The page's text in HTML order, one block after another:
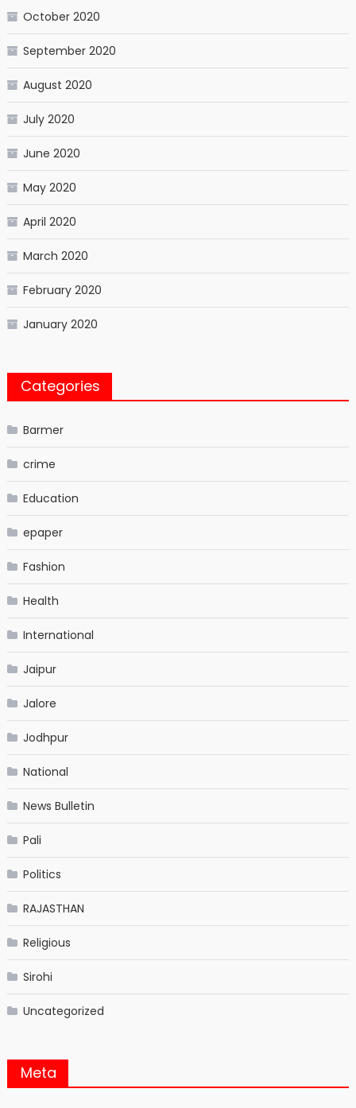
October 2020
September 2020
August 2020
July 2020
June 2020
May 2020
April 2020
March 2020
February 2020
January 2020
Categories
Barmer
crime
Education
epaper
Fashion
Health
International
Jaipur
Jalore
Jodhpur
National
News Bulletin
Pali
Politics
RAJASTHAN
Religious
Sirohi
Uncategorized
Meta